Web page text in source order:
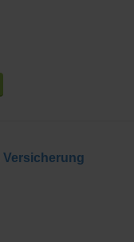
Versicherung